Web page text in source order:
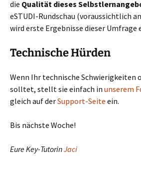
die Qualität dieses
eSTUDI-Rundschau (voraussichtlich
wird erste Ergebnisse dieser Umfrage
Technische Hürden
Wenn Ihr technische Schwierigkeiten
solltet, stellt sie einfach in unserem
gleich auf derSupport-Seite ein.
Bis nächste Woche!
Eure Key-TutorinJaci